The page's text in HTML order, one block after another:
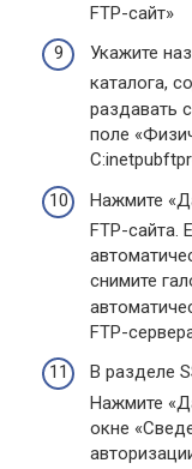
FTP-сайт»
Укажите
каталога,
раздавать
поле
Нажмите
FTP-сайта.
снимите
FTP-
В разделе
Нажмите
окне